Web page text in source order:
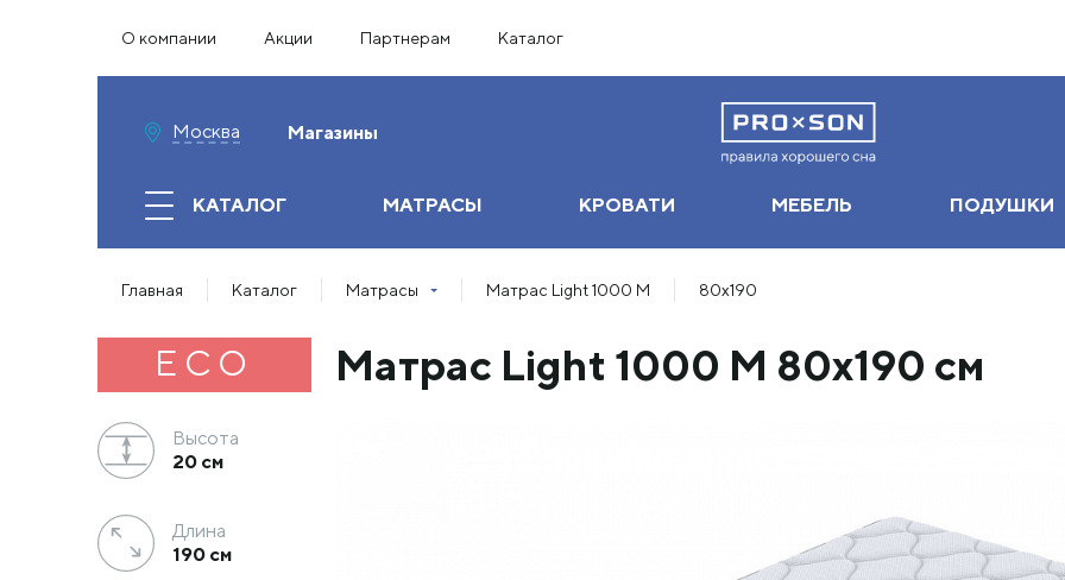
О компании Акции Партнерам Каталог
Москва Магазины
КАТАЛОГ МАТРАСЫ КРОВАТИ МЕБЕЛЬ ПОДУШКИ
Главная Каталог Матрасы Матрас Light 1000 M 80х190
ECO Матрас Light 1000 M 80х190 см
Высота
20 см
Длина
190 см